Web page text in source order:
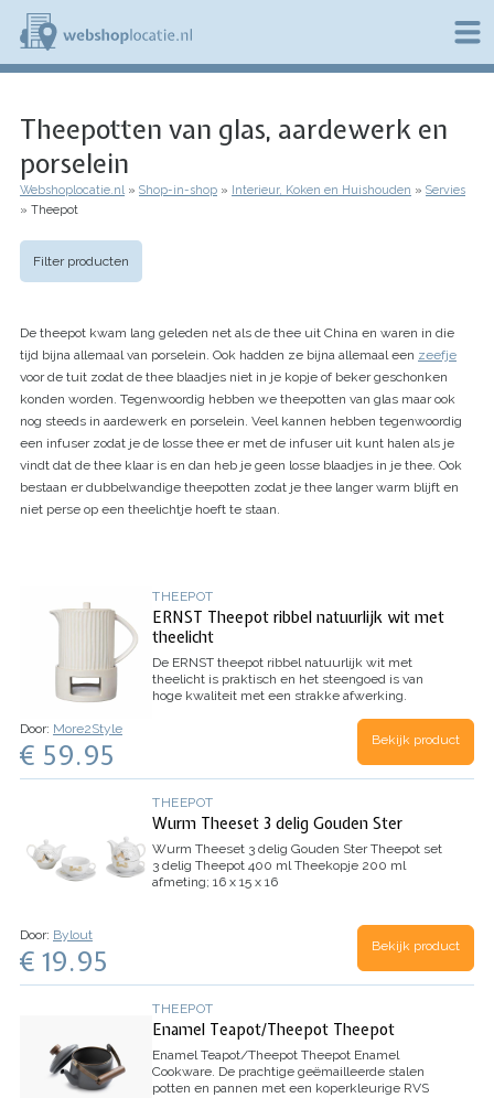
Overslaan
naar
de
b
s
h
o
p
o
a
e
.
n
l
Theepotten van glas, aardewerk en
porselein
Kruimelpad
Webshoplocatie.nl Shop-in-shop Interieur, Koken en Huishouden
Servies
Theepot
Filter producten
De theepot kwam lang geleden net als de thee uit China en waren in die
tijd bijna allemaal van porselein. Ook hadden ze bijna allemaal een zeefje
voor de tuit zodat de thee blaadjes niet in je kopje of beker geschonken
konden worden. Tegenwoordig hebben we theepotten van glas maar ook
nog steeds in aardewerk en porselein. Veel kannen hebben tegenwoordig
een infuser zodat je de losse thee er met de infuser uit kunt halen als je
vindt dat de thee klaar is en dan heb je geen losse blaadjes in je thee. Ook
bestaan er dubbelwandige theepotten zodat je thee langer warm blijft en
niet perse op een theelichtje hoeft te staan.
THEEPOT
ERNST Theepot ribbel natuurlijk wit met
theelicht
De ERNST theepot ribbel natuurlijk wit met
theelicht is praktisch en het steengoed is van
hoge kwaliteit met een strakke afwerking.
Door: More2Style
€ 59.95 Bekijk product
THEEPOT
Wurm Theeset 3 delig Gouden Ster
Wurm Theeset 3 delig Gouden Ster Theepot set
3 delig Theepot 400 ml Theekopje 200 ml
afmeting; 16 x 15 x 16
Door: Bylout
€ 19.95 Bekijk product
THEEPOT
Enamel Teapot/Theepot Theepot
Enamel Teapot/Theepot Theepot Enamel
Cookware. De prachtige geëmailleerde stalen
potten en pannen met een koperkleurige RVS